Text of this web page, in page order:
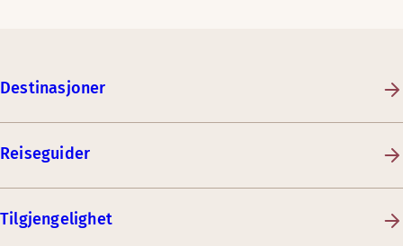
Destinasjoner
Reiseguider
Tilgjengelighet